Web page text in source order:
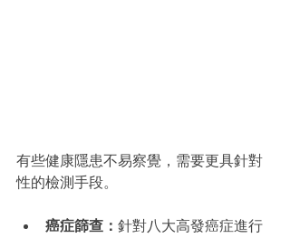
有些健康隱患不易察覺，需要更具針對
性的檢測手段。
癌症篩查： 針對八大高發癌症進行